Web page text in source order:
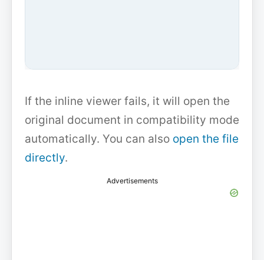
If the inline viewer fails, it will open the
original document in compatibility mode
automatically. You can also open the file
directly.
Advertisements